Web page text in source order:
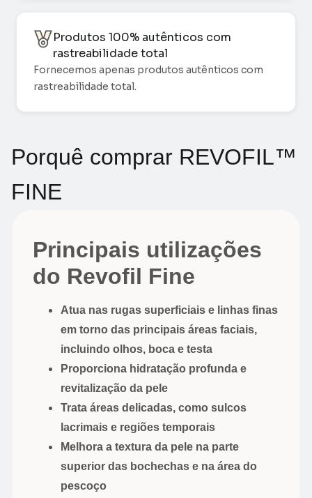
Produtos 100% autênticos com
rastreabilidade total
Fornecemos apenas produtos autênticos com
rastreabilidade total.
Porquê comprar REVOFIL™
FINE
Principais utilizações
do Revofil Fine
Atua nas rugas superficiais e linhas finas
em torno das principais áreas faciais,
incluindo olhos, boca e testa
Proporciona hidratação profunda e
revitalização da pele
Trata áreas delicadas, como sulcos
lacrimais e regiões temporais
Melhora a textura da pele na parte
superior das bochechas e na área do
pescoço